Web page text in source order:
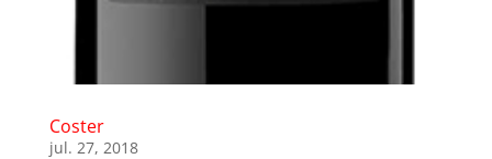
Coster
jul. 27, 2018